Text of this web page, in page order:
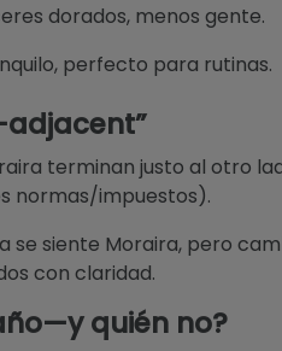
dorados, menos gente.
perfecto para rutinas.
adjacent”
terminan justo al otro
normas/impuestos).
siente Moraira, pero
con claridad.
quién no?